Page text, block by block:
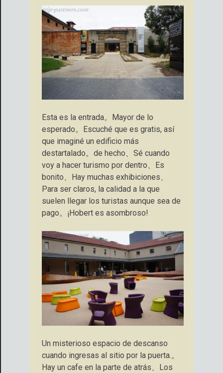
Esta es la entrada。Mayor de lo
esperado。Escuché que es gratis, así
que imaginé un edificio más
destartalado。de hecho、Sé cuando
voy a hacer turismo por dentro、Es
bonito、Hay muchas exhibiciones、
Para ser claros, la calidad a la que
suelen llegar los turistas aunque sea de
pago。¡Hobert es asombroso!
Un misterioso espacio de descanso
cuando ingresas al sitio por la puerta.。
Hay un cafe en la parte de atrás、Los